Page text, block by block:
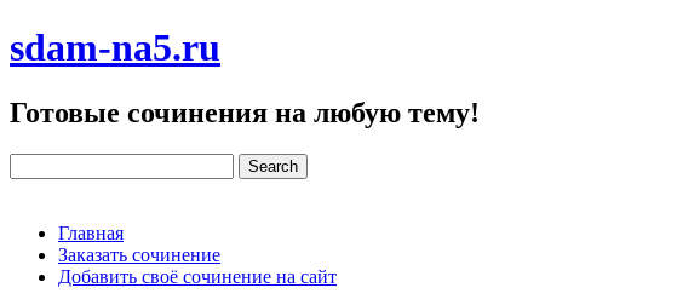
sdam-na5.ru
Готовые сочинения на любую тему!
Главная
Заказать сочинение
Добавить своё сочинение на сайт